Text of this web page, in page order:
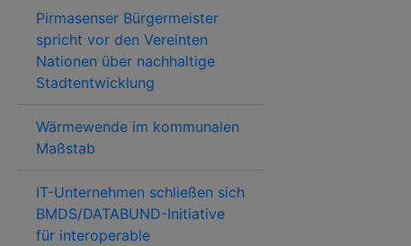
Pirmasenser Bürgermeister
spricht vor den Vereinten
Nationen über nachhaltige
Stadtentwicklung
Wärmewende im kommunalen
Maßstab
IT-Unternehmen schließen sich
BMDS/DATABUND-Initiative
für interoperable